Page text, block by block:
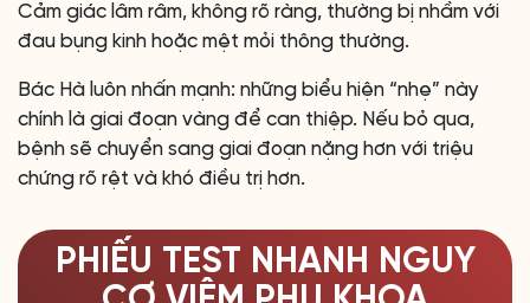
Cảm giác lâm râm, không rõ ràng, thường bị nhầm với
đau bụng kinh hoặc mệt mỏi thông thường.
Bác Hà luôn nhấn mạnh: những biểu hiện “nhẹ” này
chính là giai đoạn vàng để can thiệp. Nếu bỏ qua,
bệnh sẽ chuyển sang giai đoạn nặng hơn với triệu
chứng rõ rệt và khó điều trị hơn.
PHIẾU TEST NHANH NGUY